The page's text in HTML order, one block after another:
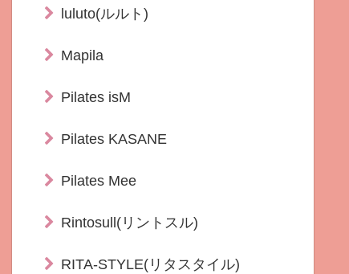
luluto(ルルト)
Mapila
Pilates isM
Pilates KASANE
Pilates Mee
Rintosull(リントスル)
RITA-STYLE(リタスタイル)